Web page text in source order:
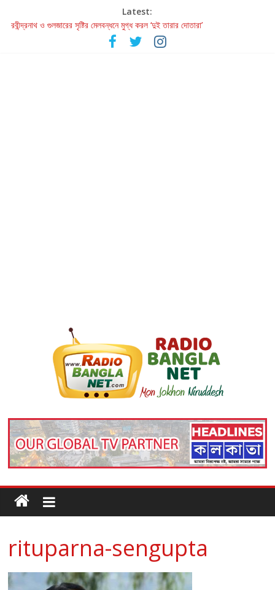
Latest:
হাওয়া বদলের টলিউডে ‘তুমি এলে তাই’
রবীন্দ্রনাথ ও গুলজারের সৃষ্টির মেলবন্ধনে মুগ্ধ করল ‘দুই তারার দোতারা’
কলের গান থেকে রীলস্ — বাঙালির গান শোনার বিবর্তনের গল্প
rituparna-sengupta